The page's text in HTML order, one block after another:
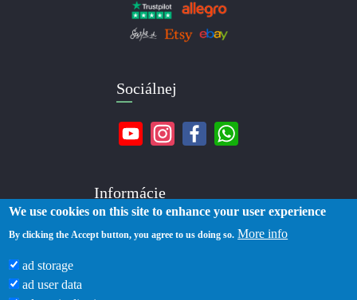
Sociálnej
Informácie
O nás
We use cookies on this site to enhance your user experience
By clicking the Accept button, you agree to us doing so. More info
ad storage
ad user data